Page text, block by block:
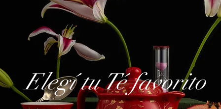
Elegí tu Té favorito